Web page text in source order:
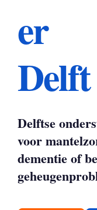
er
Delft
Delftse
voor
dementie of